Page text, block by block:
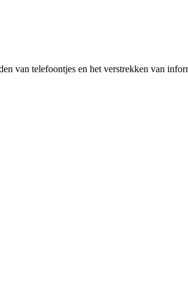
van telefoontjes en het verstrekken van